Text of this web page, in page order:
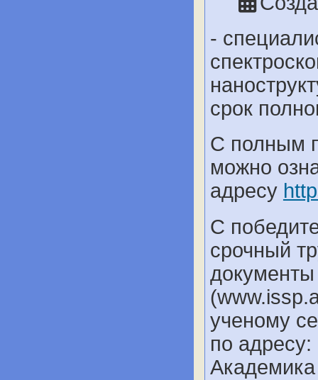
-
срок
С полным
можно
адресу
С
срочный
ученому
по адресу: